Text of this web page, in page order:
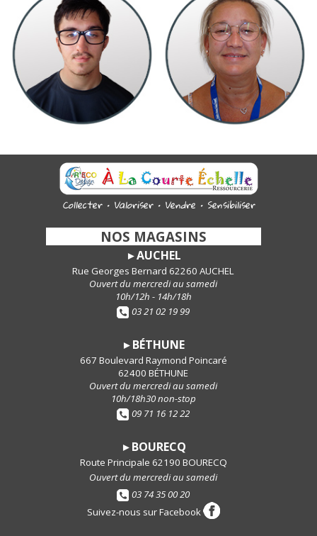
Collecter • Valoriser • Vendre • Sensibiliser
NOS MAGASINS
►AUCHEL
Rue Georges Bernard 62260 AUCHEL
Ouvert du mercredi au samedi
10h/12h - 14h/18h
03 21 02 19 99
► BÉTHUNE
667 Boulevard Raymond Poincaré
62400 BÉTHUNE
Ouvert du mercredi au samedi
10h/18h30 non-stop
09 71 16 12 22
► BOURECQ
Route Principale 62190 BOURECQ
Ouvert du mercredi au samedi
03 74 35 00 20
Suivez-nous sur Facebook